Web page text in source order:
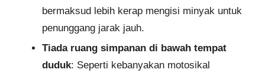
bermaksud lebih kerap mengisi minyak untuk
penunggang jarak jauh.
Tiada ruang simpanan di bawah tempat
duduk: Seperti kebanyakan motosikal